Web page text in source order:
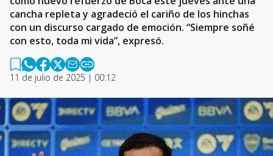
cancha repleta y agradeció el cariño de los hinchas
con un discurso cargado de emoción. “Siempre soñé
con esto, toda mi vida”, expresó.
11 de julio de 2025 | 00:12